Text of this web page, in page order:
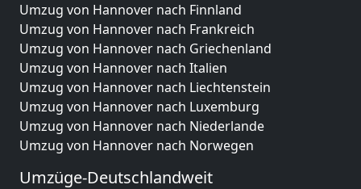
Umzug von Hannover nach Finnland
Umzug von Hannover nach Frankreich
Umzug von Hannover nach Griechenland
Umzug von Hannover nach Italien
Umzug von Hannover nach Liechtenstein
Umzug von Hannover nach Luxemburg
Umzug von Hannover nach Niederlande
Umzug von Hannover nach Norwegen
Umzüge-Deutschlandweit